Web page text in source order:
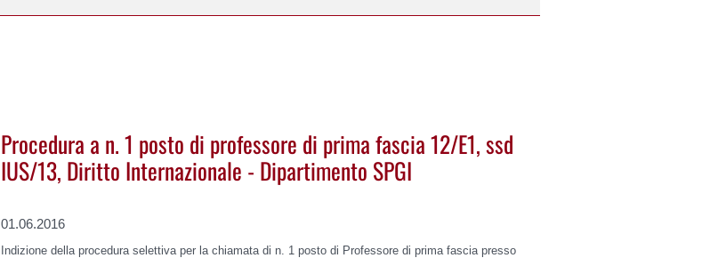
Procedura a n. 1 posto di professore di prima fascia 12/E1, ssd
IUS/13, Diritto Internazionale - Dipartimento SPGI
01.06.2016
Indizione della procedura selettiva per la chiamata di n. 1 posto di Professore di prima fascia presso